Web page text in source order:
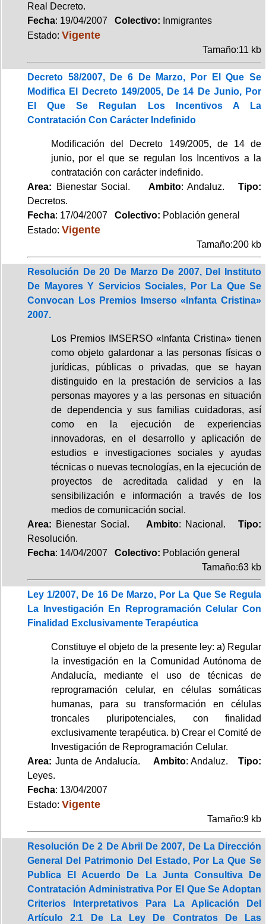
Real Decreto.
Fecha: 19/04/2007 Colectivo: Inmigrantes
Estado: Vigente
Tamaño:11 kb
Decreto 58/2007, De 6 De Marzo, Por El Que Se
Modifica El Decreto 149/2005, De 14 De Junio, Por
El Que Se Regulan Los Incentivos A La
Contratación Con Carácter Indefinido
Modificación del Decreto 149/2005, de 14 de
junio, por el que se regulan los Incentivos a la
contratación con carácter indefinido.
Area: Bienestar Social. Ambito: Andaluz.Tipo:
Decretos.
Fecha: 17/04/2007 Colectivo: Población general
Estado: Vigente
Tamaño:200 kb
Resolución De 20 De Marzo De 2007, Del Instituto
De Mayores Y Servicios Sociales, Por La Que Se
Convocan Los Premios Imserso «Infanta Cristina»
2007.
Los Premios IMSERSO «Infanta Cristina» tienen
como objeto galardonar a las personas físicas o
jurídicas, públicas o privadas, que se hayan
distinguido en la prestación de servicios a las
personas mayores y a las personas en situación
de dependencia y sus familias cuidadoras, así
como en la ejecución de experiencias
innovadoras, en el desarrollo y aplicación de
estudios e investigaciones sociales y ayudas
técnicas o nuevas tecnologías, en la ejecución de
proyectos de acreditada calidad y en la
sensibilización e información a través de los
medios de comunicación social.
Area: Bienestar Social. Ambito: Nacional. Tipo:
Resolución.
Fecha: 14/04/2007 Colectivo: Población general
Tamaño:63 kb
Ley 1/2007, De 16 De Marzo, Por La Que Se Regula
La Investigación En Reprogramación Celular Con
Finalidad Exclusivamente Terapéutica
Constituye el objeto de la presente ley: a) Regular
la investigación en la Comunidad Autónoma de
Andalucía, mediante el uso de técnicas de
reprogramación celular, en células somáticas
humanas, para su transformación en células
troncales pluripotenciales, con finalidad
exclusivamente terapéutica. b) Crear el Comité de
Investigación de Reprogramación Celular.
Area: Junta de Andalucía. Ambito: Andaluz.Tipo:
Leyes.
Fecha: 13/04/2007
Estado: Vigente
Tamaño:9 kb
Resolución De 2 De Abril De 2007, De La Dirección
General Del Patrimonio Del Estado, Por La Que Se
Publica El Acuerdo De La Junta Consultiva De
Contratación Administrativa Por El Que Se Adoptan
Criterios Interpretativos Para La Aplicación Del
Artículo 2.1 De La Ley De Contratos De Las